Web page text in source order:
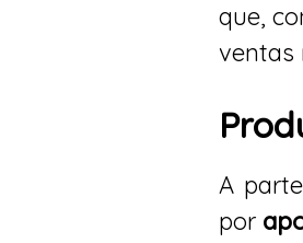
que,
ventas
A
por